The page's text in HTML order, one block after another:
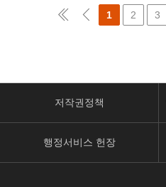
1 2 3
저작권정책
행정서비스 헌장